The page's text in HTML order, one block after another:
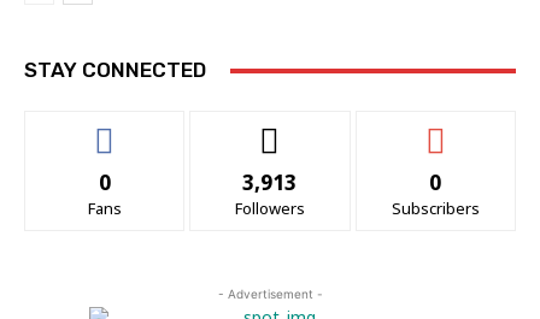
STAY CONNECTED
0
Fans
3,913
Followers
0
Subscribers
- Advertisement -